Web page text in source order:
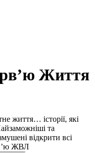
Життя
життя… історії, які
та
відкрити всі
ЖВЛ